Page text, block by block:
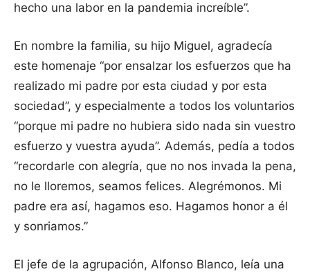
hecho una labor en la pandemia increíble”.
En nombre la familia, su hijo Miguel, agradecía
este homenaje “por ensalzar los esfuerzos que ha
realizado mi padre por esta ciudad y por esta
sociedad”, y especialmente a todos los voluntarios
“porque mi padre no hubiera sido nada sin vuestro
esfuerzo y vuestra ayuda”. Además, pedía a todos
“recordarle con alegría, que no nos invada la pena,
no le lloremos, seamos felices. Alegrémonos. Mi
padre era así, hagamos eso. Hagamos honor a él
y sonriamos.”
El jefe de la agrupación, Alfonso Blanco, leía una